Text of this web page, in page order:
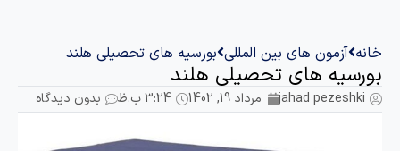
آزمون های بین المللی بورسیه های تحصیلی هلند
های تحصیلی هلند
jahad pezeshki مرداد 19, 1402 3:24 ب.ظ بدون دیدگاه